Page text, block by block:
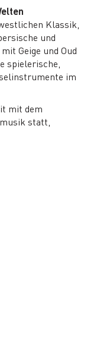
Klassik,
und
Geige und Oud
spielerische,
im
mit dem
statt,